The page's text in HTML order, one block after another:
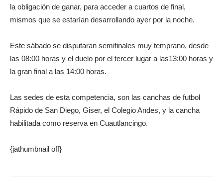
la obligación de ganar, para acceder a cuartos de final,
mismos que se estarían desarrollando ayer por la noche.
Este sábado se disputaran semifinales muy temprano, desde
las 08:00 horas y el duelo por el tercer lugar a las13:00 horas y
la gran final a las 14:00 horas.
Las sedes de esta competencia, son las canchas de futbol
Rápido de San Diego, Giser, el Colegio Andes, y la cancha
habilitada como reserva en Cuautlancingo.
{jathumbnail off}